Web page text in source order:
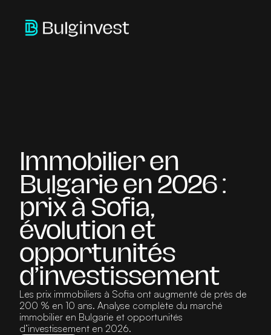
Immobilier en
Bulgarie en 2026 :
prix à Sofia,
évolution et
opportunités
d’investissement
Les prix immobiliers à Sofia ont augmenté de près de
200 % en 10 ans. Analyse complète du marché
immobilier en Bulgarie et opportunités
d’investissement en 2026.